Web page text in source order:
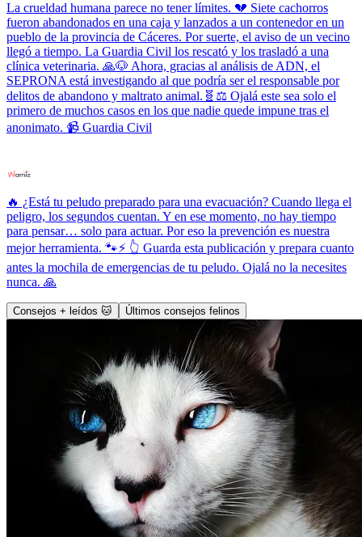
La crueldad humana parece no tener límites. 💔 Siete cachorros
fueron abandonados en una caja y lanzados a un contenedor en un
pueblo de la provincia de Cáceres. Por suerte, el aviso de un vecino
llegó a tiempo. La Guardia Civil los rescató y los trasladó a una
clínica veterinaria. 🙏🐶 Ahora, gracias al análisis de ADN, el
SEPRONA está investigando al que podría ser el responsable por
delitos de abandono y maltrato animal.🧬⚖️ Ojalá este sea solo el
primero de muchos casos en los que nadie quede impune tras el
anonimato. 📹 Guardia Civil
🔥 ¿Está tu peludo preparado para una evacuación? Cuando llega el
peligro, los segundos cuentan. Y en ese momento, no hay tiempo
para pensar… solo para actuar. Por eso la prevención es nuestra
mejor herramienta. 🐾⚡ 👆 Guarda esta publicación y prepara cuanto
antes la mochila de emergencias de tu peludo. Ojalá no la necesites
nunca. 🙏
Consejos + leídos 🐱 Últimos consejos felinos